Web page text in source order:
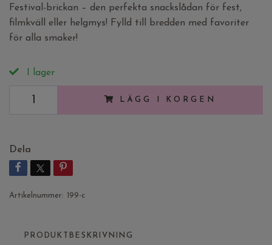
Festival-brickan – den perfekta snackslådan för fest,
filmkväll eller helgmys! Fylld till bredden med favoriter
för alla smaker!
I lager
LÄGG I KORGEN
Dela
Artikelnummer: 199-c
PRODUKTBESKRIVNING